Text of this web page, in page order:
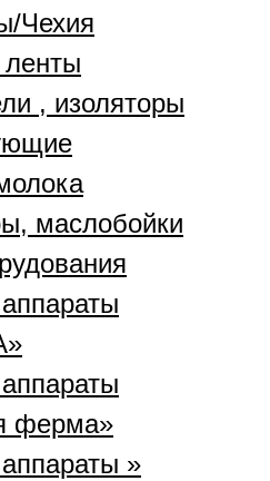
Чехия
, изоляторы
маслобойки
ферма»
»